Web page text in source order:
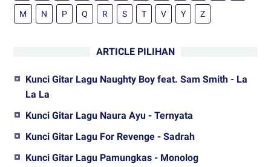
M N P Q R S T V Y Z
ARTICLE PILIHAN
Kunci Gitar Lagu Naughty Boy feat. Sam Smith - La
La La
Kunci Gitar Lagu Naura Ayu - Ternyata
Kunci Gitar Lagu For Revenge - Sadrah
Kunci Gitar Lagu Pamungkas - Monolog